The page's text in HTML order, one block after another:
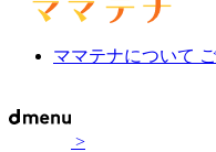
ママテナについて
>